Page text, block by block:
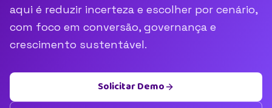
aqui é reduzir incerteza e escolher por cenário,
com foco em conversão, governança e
crescimento sustentável.
Solicitar Demo